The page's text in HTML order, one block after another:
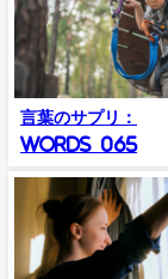
言葉のサプリ：
Words_065